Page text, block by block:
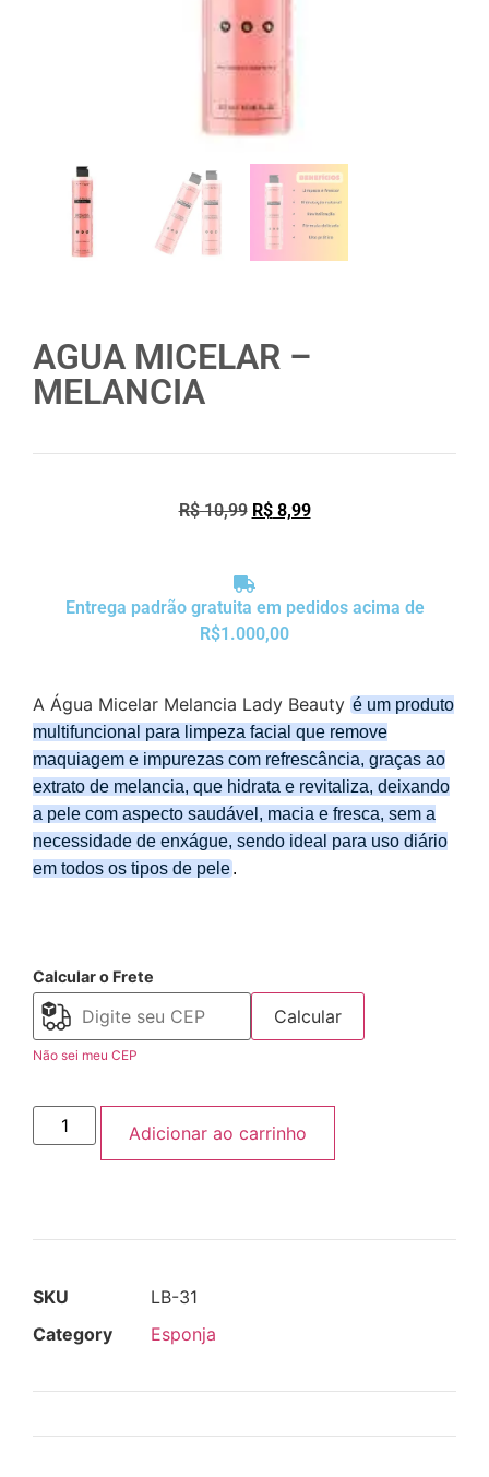
AGUA MICELAR –
MELANCIA
R$10,99 R$8,99
Entrega padrão gratuita em pedidos acima de
R$1.000,00
A Água Micelar Melancia Lady Beauty é um produto
multifuncional para limpeza facial que remove
maquiagem e impurezas com refrescância, graças ao
extrato de melancia, que hidrata e revitaliza, deixando
a pele com aspecto saudável, macia e fresca, sem a
necessidade de enxágue, sendo ideal para uso diário
em todos os tipos de pele.
Calcular o Frete
Calcular
Não sei meu CEP
Adicionar ao carrinho
SKU
LB-31
Category
Esponja